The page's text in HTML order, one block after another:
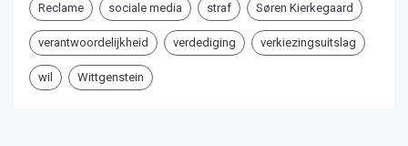
Reclame sociale media straf Søren Kierkegaard
verantwoordelijkheid verdediging verkiezingsuitslag
wil Wittgenstein